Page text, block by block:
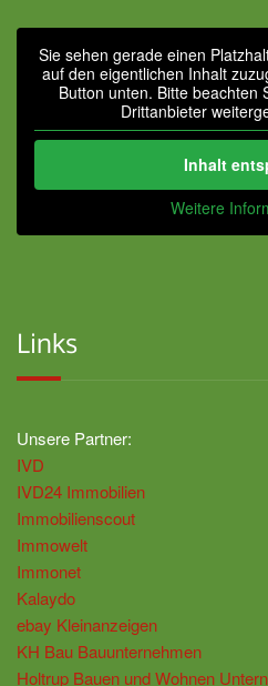
Sie sehen gerade einen
auf den eigentlichen Inhalt
Button unten. Bitte beachten
Drittanbieter
Inhalt
Weitere
Links
Unsere Partner:
IVD
IVD24 Immobilien
Immobilienscout
Immowelt
Immonet
Kalaydo
ebay Kleinanzeigen
KH Bau Bauunternehmen
Holtrup Bauen und Wohnen